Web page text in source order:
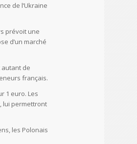
de l’Ukraine
prévoit une
d’un marché
autant de
français.
1 euro. Les
lui permettront
les Polonais